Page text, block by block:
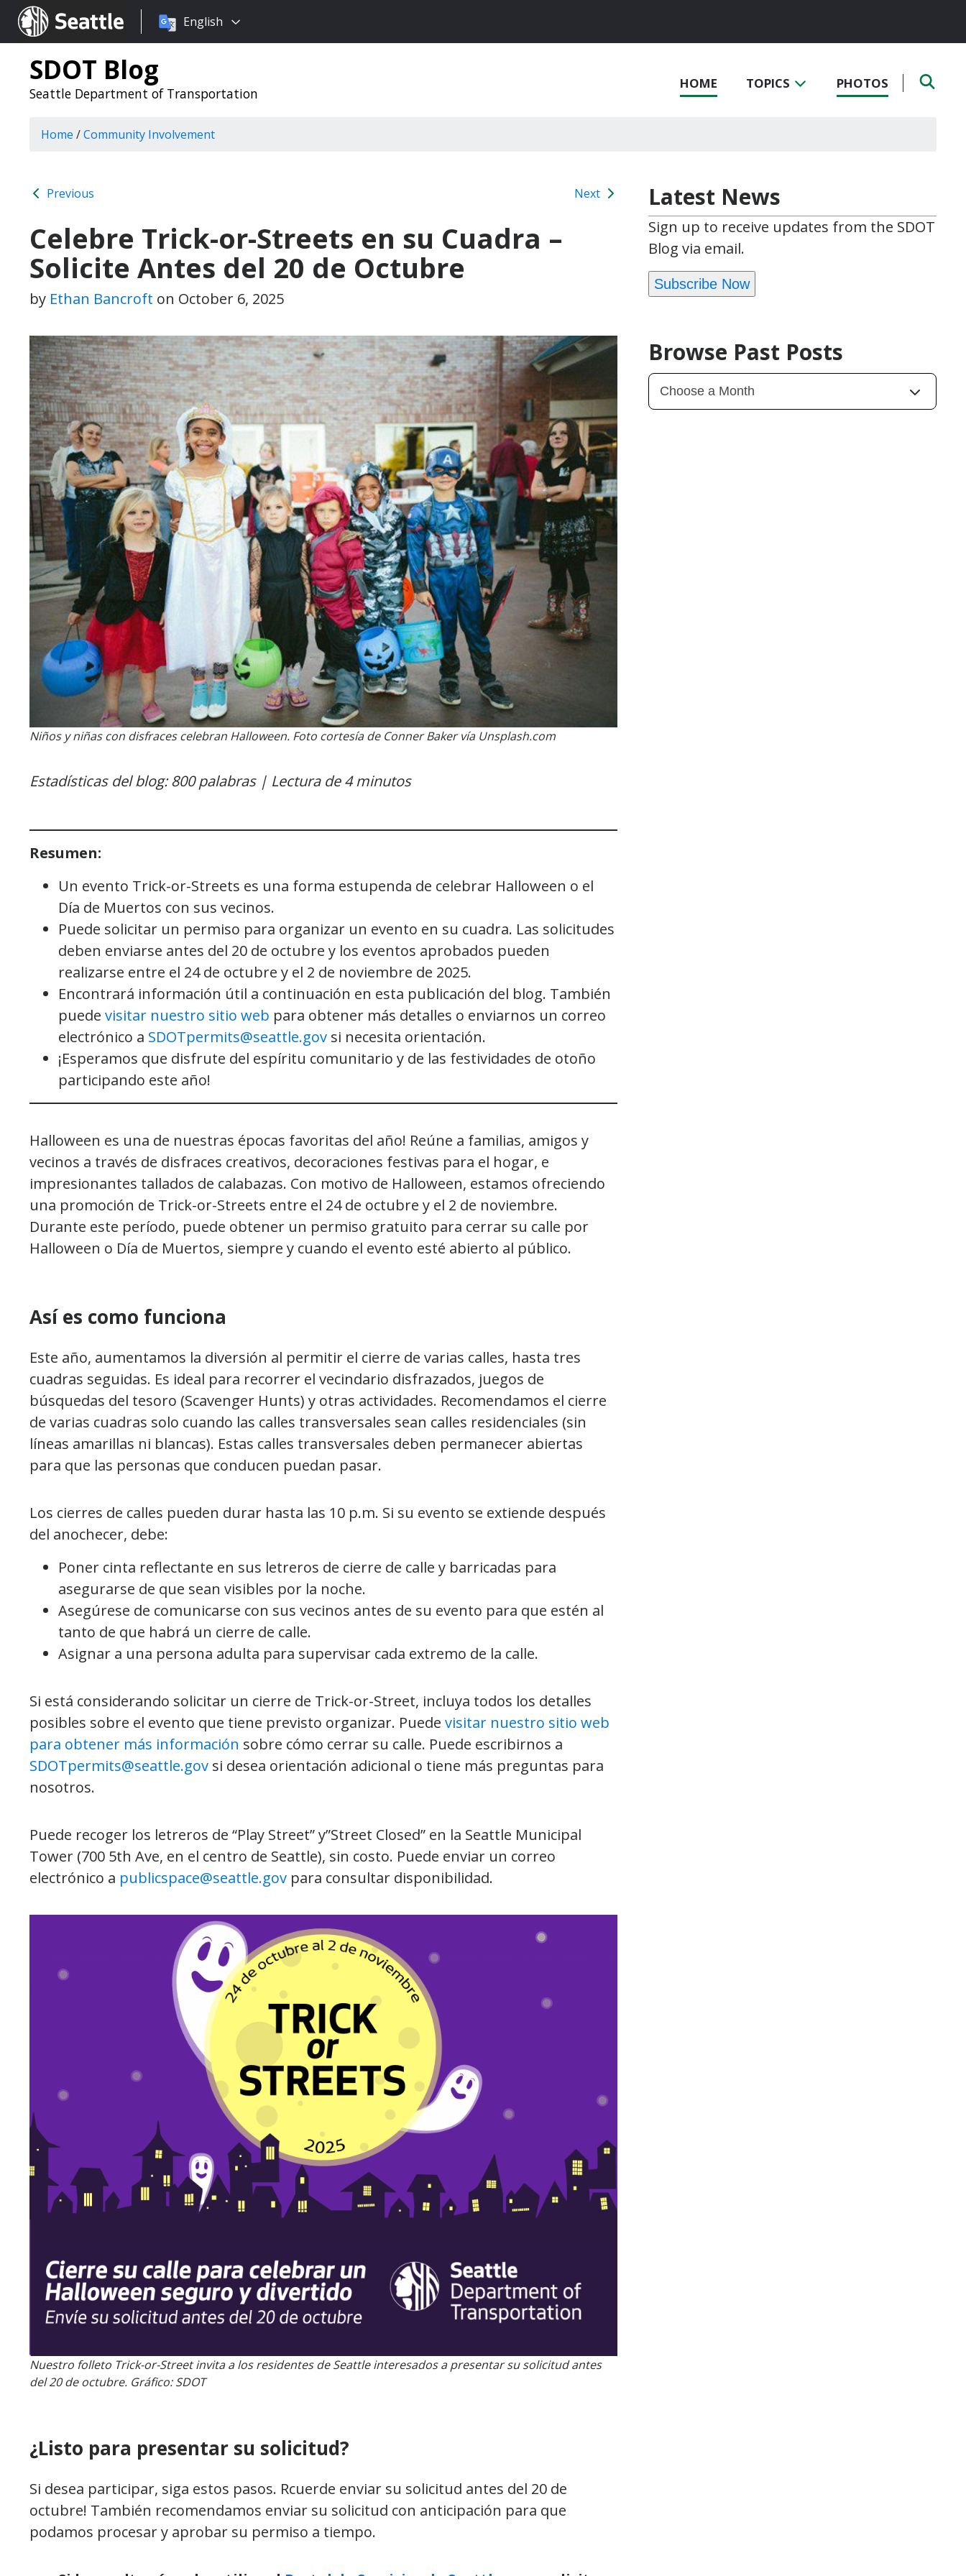
Seattle.gov
Choose
language:
English
SDOT Blog
Seattle Department of Transportation
HOME TOPICS PHOTOS
Home /Community Involvement
Previous Next
Celebre Trick-or-Streets en su Cuadra –
Solicite Antes del 20 de Octubre
by Ethan Bancroft on October 6, 2025
Niños y niñas con disfraces celebran Halloween. Foto cortesía de Conner Baker vía Unsplash.com
Estadísticas del blog: 800 palabras | Lectura de 4 minutos
Resumen:
Un evento Trick-or-Streets es una forma estupenda de celebrar Halloween o el
Día de Muertos con sus vecinos.
Puede solicitar un permiso para organizar un evento en su cuadra. Las solicitudes
deben enviarse antes del 20 de octubre y los eventos aprobados pueden
realizarse entre el 24 de octubre y el 2 de noviembre de 2025.
Encontrará información útil a continuación en esta publicación del blog. También
puede visitar nuestro sitio web para obtener más detalles o enviarnos un correo
electrónico a SDOTpermits@seattle.gov si necesita orientación.
¡Esperamos que disfrute del espíritu comunitario y de las festividades de otoño
participando este año!
Halloween es una de nuestras épocas favoritas del año! Reúne a familias, amigos y
vecinos a través de disfraces creativos, decoraciones festivas para el hogar, e
impresionantes tallados de calabazas. Con motivo de Halloween, estamos ofreciendo
una promoción de Trick-or-Streets entre el 24 de octubre y el 2 de noviembre.
Durante este período, puede obtener un permiso gratuito para cerrar su calle por
Halloween o Día de Muertos, siempre y cuando el evento esté abierto al público.
Así es como funciona
Este año, aumentamos la diversión al permitir el cierre de varias calles, hasta tres
cuadras seguidas. Es ideal para recorrer el vecindario disfrazados, juegos de
búsquedas del tesoro (Scavenger Hunts) y otras actividades. Recomendamos el cierre
de varias cuadras solo cuando las calles transversales sean calles residenciales (sin
líneas amarillas ni blancas). Estas calles transversales deben permanecer abiertas
para que las personas que conducen puedan pasar.
Los cierres de calles pueden durar hasta las 10 p.m. Si su evento se extiende después
del anochecer, debe:
Poner cinta reflectante en sus letreros de cierre de calle y barricadas para
asegurarse de que sean visibles por la noche.
Asegúrese de comunicarse con sus vecinos antes de su evento para que estén al
tanto de que habrá un cierre de calle.
Asignar a una persona adulta para supervisar cada extremo de la calle.
Si está considerando solicitar un cierre de Trick-or-Street, incluya todos los detalles
posibles sobre el evento que tiene previsto organizar. Puede visitar nuestro sitio web
para obtener más información sobre cómo cerrar su calle. Puede escribirnos a
SDOTpermits@seattle.gov si desea orientación adicional o tiene más preguntas para
nosotros.
Puede recoger los letreros de “Play Street” y”Street Closed” en la Seattle Municipal
Tower (700 5th Ave, en el centro de Seattle), sin costo. Puede enviar un correo
electrónico a publicspace@seattle.gov para consultar disponibilidad.
Nuestro folleto Trick-or-Street invita a los residentes de Seattle interesados a presentar su solicitud antes
del 20 de octubre. Gráfico: SDOT
¿Listo para presentar su solicitud?
Si desea participar, siga estos pasos. Rcuerde enviar su solicitud antes del 20 de
octubre! También recomendamos enviar su solicitud con anticipación para que
podamos procesar y aprobar su permiso a tiempo.
Latest News
Sign up to receive updates from the SDOT
Blog via email.
Subscribe Now
Browse Past Posts